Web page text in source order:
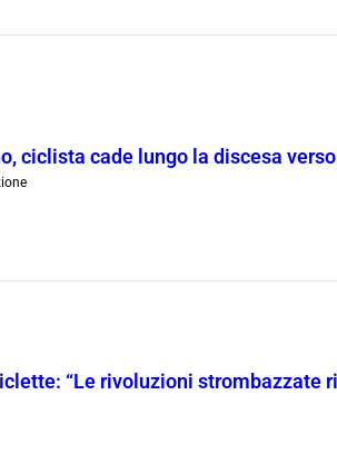
ciclista cade lungo la discesa
“Le rivoluzioni strombazzate